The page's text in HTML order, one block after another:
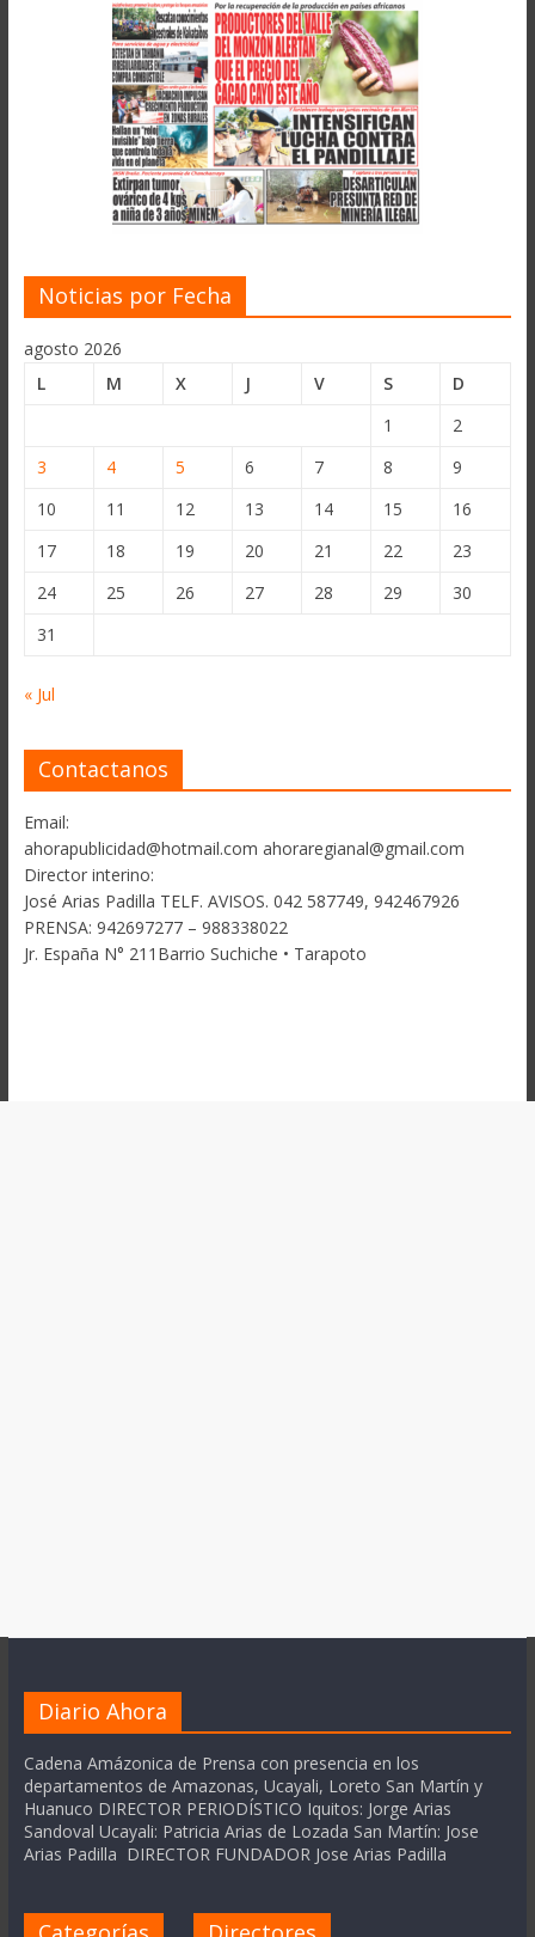
Noticias por Fecha
agosto 2026
L
M X J V S
D
1
2
3
4 5 6 7 8
9
10
11 12 13 14 15
16
17
18 19 20 21 22
23
24
25 26 27 28 29
30
31
« Jul
Contactanos
Email:
ahorapublicidad@hotmail.com ahoraregianal@gmail.com
Director interino:
José Arias Padilla TELF. AVISOS. 042 587749, 942467926
PRENSA: 942697277 – 988338022
Jr. España N° 211Barrio Suchiche • Tarapoto
Diario Ahora
Cadena Amázonica de Prensa con presencia en los
departamentos de Amazonas, Ucayali, Loreto San Martín y
Huanuco DIRECTOR PERIODÍSTICO Iquitos: Jorge Arias
Sandoval Ucayali: Patricia Arias de Lozada San Martín: Jose
Arias Padilla DIRECTOR FUNDADOR Jose Arias Padilla